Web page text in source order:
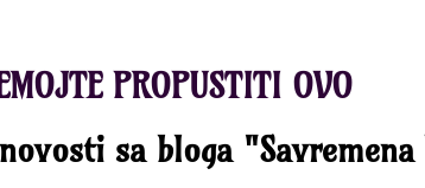
PROPUSTITI OVO
sa bloga "Savremena